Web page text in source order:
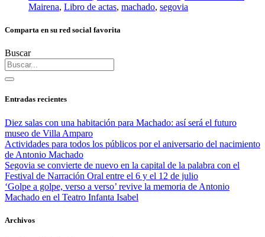
Mairena, Libro de actas, machado, segovia
Comparta en su red social favorita
Buscar
Entradas recientes
Diez salas con una habitación para Machado: así será el futuro
museo de Villa Amparo
Actividades para todos los públicos por el aniversario del nacimiento
de Antonio Machado
Segovia se convierte de nuevo en la capital de la palabra con el
Festival de Narración Oral entre el 6 y el 12 de julio
‘Golpe a golpe, verso a verso’ revive la memoria de Antonio
Machado en el Teatro Infanta Isabel
Archivos